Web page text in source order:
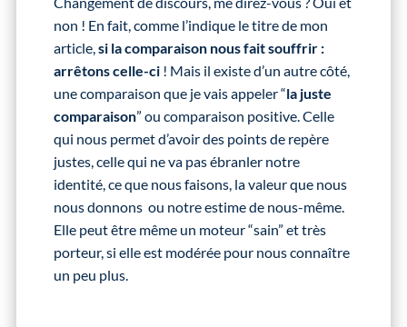
non ! En fait, comme l’indique le titre de mon
article,si la comparaison nous fait souffrir :
arrêtons celle-ci ! Mais il existe d’un autre côté,
une comparaison que je vais appeler “la juste
comparaison” ou comparaison positive. Celle
qui nous permet d’avoir des points de repère
justes, celle qui ne va pas ébranler notre
identité, ce que nous faisons, la valeur que nous
nous donnons ou notre estime de nous-même.
Elle peut être même un moteur “sain” et très
porteur, si elle est modérée pour nous connaître
un peu plus.